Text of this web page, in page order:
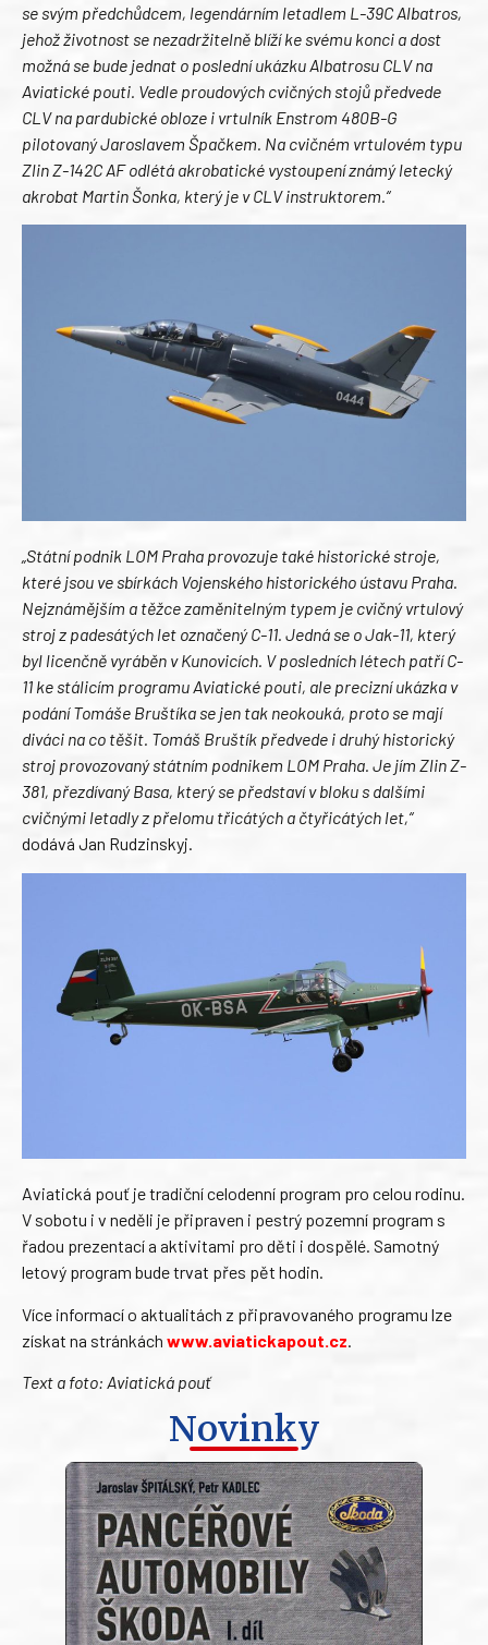
se svým předchůdcem, legendárním letadlem L-39C Albatros,
jehož životnost se nezadržitelně blíží ke svému konci a dost
možná se bude jednat o poslední ukázku Albatrosu CLV na
Aviatické pouti. Vedle proudových cvičných stojů předvede
CLV na pardubické obloze i vrtulník Enstrom 480B-G
pilotovaný Jaroslavem Špačkem. Na cvičném vrtulovém typu
Zlin Z-142C AF odlétá akrobatické vystoupení známý letecký
akrobat Martin Šonka, který je v CLV instruktorem.“
„Státní podnik LOM Praha provozuje také historické stroje,
které jsou ve sbírkách Vojenského historického ústavu Praha.
Nejznámějším a těžce zaměnitelným typem je cvičný vrtulový
stroj z padesátých let označený C-11. Jedná se o Jak-11, který
byl licenčně vyráběn v Kunovicích. V posledních létech patří C-
11 ke stálicím programu Aviatické pouti, ale precizní ukázka v
podání Tomáše Bruštíka se jen tak neokouká, proto se mají
diváci na co těšit. Tomáš Bruštík předvede i druhý historický
stroj provozovaný státním podnikem LOM Praha. Je jím Zlin Z-
381, přezdívaný Basa, který se představí v bloku s dalšími
cvičnými letadly z přelomu třicátých a čtyřicátých let,“
dodává Jan Rudzinskyj.
Aviatická pouť je tradiční celodenní program pro celou rodinu.
V sobotu i v neděli je připraven i pestrý pozemní program s
řadou prezentací a aktivitami pro děti i dospělé. Samotný
letový program bude trvat přes pět hodin.
Více informací o aktualitách z připravovaného programu lze
získat na stránkách www.aviatickapout.cz.
Text a foto: Aviatická pouť
Novinky